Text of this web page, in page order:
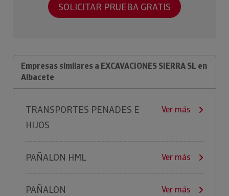
SOLICITAR PRUEBA GRATIS
Empresas similares a EXCAVACIONES SIERRA SL en
Albacete
TRANSPORTES PENADES E
HIJOS
Ver más
PAÑALON HML Ver más
PAÑALON Ver más